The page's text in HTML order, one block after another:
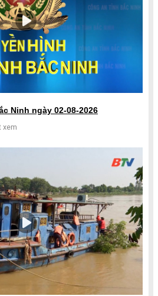
Ninh ngày 02-08-2026
xem